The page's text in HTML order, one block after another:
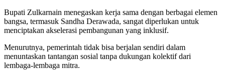
Bupati Zulkarnain menegaskan kerja sama dengan berbagai elemen
bangsa, termasuk Sandha Derawada, sangat diperlukan untuk
menciptakan akselerasi pembangunan yang inklusif.
Menurutnya, pemerintah tidak bisa berjalan sendiri dalam
menuntaskan tantangan sosial tanpa dukungan kolektif dari
lembaga-lembaga mitra.